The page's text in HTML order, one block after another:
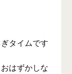
タイムです
はずかしな